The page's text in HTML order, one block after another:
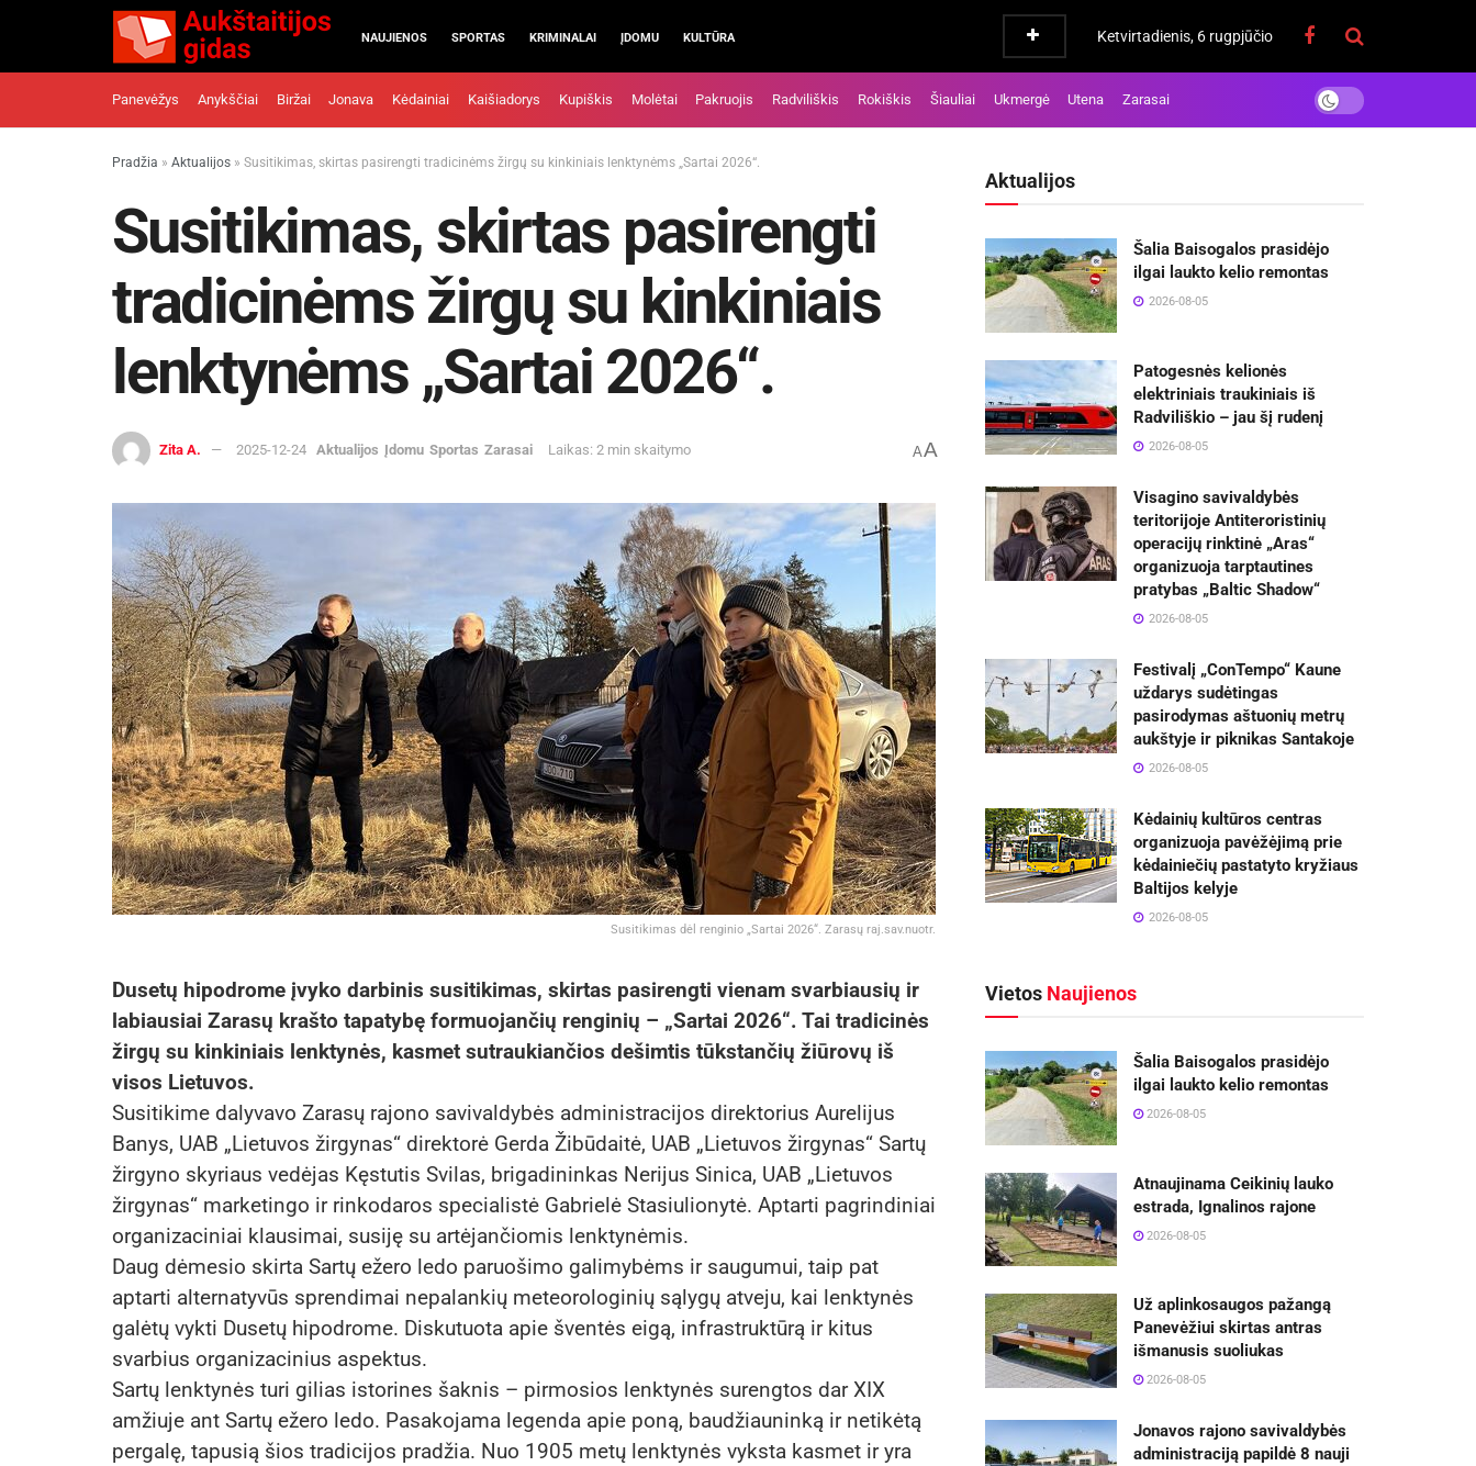
NAUJIENOS SPORTAS KRIMINALAI ĮDOMU KULTŪRA Ketvirtadienis, 6 rugpjūčio
Panevėžys Anykščiai Biržai Jonava Kėdainiai Kaišiadorys Kupiškis Molėtai Pakruojis Radviliškis Rokiškis Šiauliai Ukmergė Utena Zarasai
Pradžia » Aktualijos » Susitikimas, skirtas pasirengti tradicinėms žirgų su kinkiniais lenktynėms „Sartai 2026“.
Susitikimas, skirtas pasirengti
tradicinėms žirgų su kinkiniais
lenktynėms „Sartai 2026“.
Zita A. 2025-12-24 Aktualijos Įdomu Sportas Zarasai Laikas: 2 min skaitymo AA
Susitikimas dėl renginio „Sartai 2026“. Zarasų raj.sav.nuotr.
Dusetų hipodrome įvyko darbinis susitikimas, skirtas pasirengti vienam svarbiausių ir
labiausiai Zarasų krašto tapatybę formuojančių renginių – „Sartai 2026“. Tai tradicinės
žirgų su kinkiniais lenktynės, kasmet sutraukiančios dešimtis tūkstančių žiūrovų iš
visos Lietuvos.
Susitikime dalyvavo Zarasų rajono savivaldybės administracijos direktorius Aurelijus
Banys, UAB „Lietuvos žirgynas“ direktorė Gerda Žibūdaitė, UAB „Lietuvos žirgynas“ Sartų
žirgyno skyriaus vedėjas Kęstutis Svilas, brigadininkas Nerijus Sinica, UAB „Lietuvos
žirgynas“ marketingo ir rinkodaros specialistė Gabrielė Stasiulionytė. Aptarti pagrindiniai
organizaciniai klausimai, susiję su artėjančiomis lenktynėmis.
Daug dėmesio skirta Sartų ežero ledo paruošimo galimybėms ir saugumui, taip pat
aptarti alternatyvūs sprendimai nepalankių meteorologinių sąlygų atveju, kai lenktynės
galėtų vykti Dusetų hipodrome. Diskutuota apie šventės eigą, infrastruktūrą ir kitus
svarbius organizacinius aspektus.
Sartų lenktynės turi gilias istorines šaknis – pirmosios lenktynės surengtos dar XIX
amžiuje ant Sartų ežero ledo. Pasakojama legenda apie poną, baudžiauninką ir netikėtą
pergalę, tapusią šios tradicijos pradžia. Nuo 1905 metų lenktynės vyksta kasmet ir yra
Aktualijos
Šalia Baisogalos prasidėjo
ilgai laukto kelio remontas
2026-08-05
Patogesnės kelionės
elektriniais traukiniais iš
Radviliškio – jau šį rudenį
2026-08-05
Visagino savivaldybės
teritorijoje Antiteroristinių
operacijų rinktinė „Aras“
organizuoja tarptautines
pratybas „Baltic Shadow“
2026-08-05
Festivalį „ConTempo“ Kaune
uždarys sudėtingas
pasirodymas aštuonių metrų
aukštyje ir piknikas Santakoje
2026-08-05
Kėdainių kultūros centras
organizuoja pavėžėjimą prie
kėdainiečių pastatyto kryžiaus
Baltijos kelyje
2026-08-05
Vietos Naujienos
Šalia Baisogalos prasidėjo
ilgai laukto kelio remontas
2026-08-05
Atnaujinama Ceikinių lauko
estrada, Ignalinos rajone
2026-08-05
Už aplinkosaugos pažangą
Panevėžiui skirtas antras
išmanusis suoliukas
2026-08-05
Jonavos rajono savivaldybės
administraciją papildė 8 nauji